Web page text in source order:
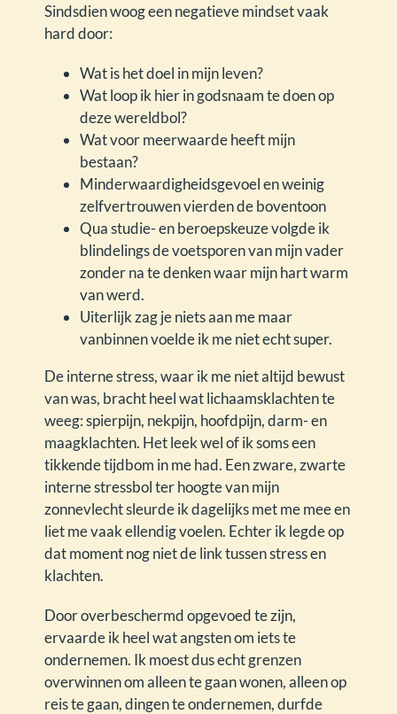
Sindsdien woog een negatieve mindset vaak
hard door:
Wat is het doel in mijn leven?
Wat loop ik hier in godsnaam te doen op
deze wereldbol?
Wat voor meerwaarde heeft mijn
bestaan?
Minderwaardigheidsgevoel en weinig
zelfvertrouwen vierden de boventoon
Qua studie- en beroepskeuze volgde ik
blindelings de voetsporen van mijn vader
zonder na te denken waar mijn hart warm
van werd.
Uiterlijk zag je niets aan me maar
vanbinnen voelde ik me niet echt super.
De interne stress, waar ik me niet altijd bewust
van was, bracht heel wat lichaamsklachten te
weeg: spierpijn, nekpijn, hoofdpijn, darm- en
maagklachten. Het leek wel of ik soms een
tikkende tijdbom in me had. Een zware, zwarte
interne stressbol ter hoogte van mijn
zonnevlecht sleurde ik dagelijks met me mee en
liet me vaak ellendig voelen. Echter ik legde op
dat moment nog niet de link tussen stress en
klachten.
Door overbeschermd opgevoed te zijn,
ervaarde ik heel wat angsten om iets te
ondernemen. Ik moest dus echt grenzen
overwinnen om alleen te gaan wonen, alleen op
reis te gaan, dingen te ondernemen, durfde